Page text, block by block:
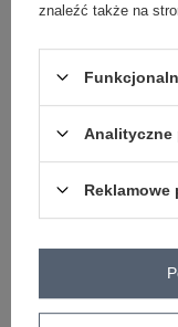
Kod produktu
RV-
typ produktu
casual
okazja
wzór
gładki
materiał
dominujący
znaleźć także na